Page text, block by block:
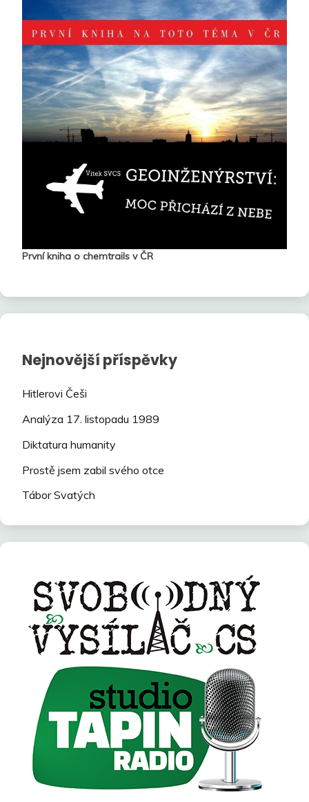
První kniha o chemtrails v ČR
Nejnovější příspěvky
Hitlerovi Češi
Analýza 17. listopadu 1989
Diktatura humanity
Prostě jsem zabil svého otce
Tábor Svatých